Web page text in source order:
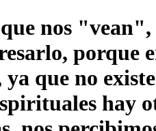
nos
porque
que no
hay